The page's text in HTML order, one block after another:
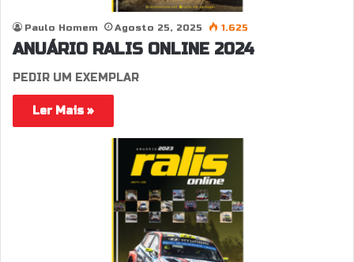
Paulo Homem Agosto 25, 2025 1.625
ANUÁRIO RALIS ONLINE 2024
PEDIR UM EXEMPLAR
Ler Mais »